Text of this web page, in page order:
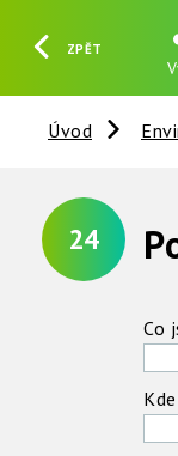
ZPĚT
HLEDAT
Úvod
24
Co